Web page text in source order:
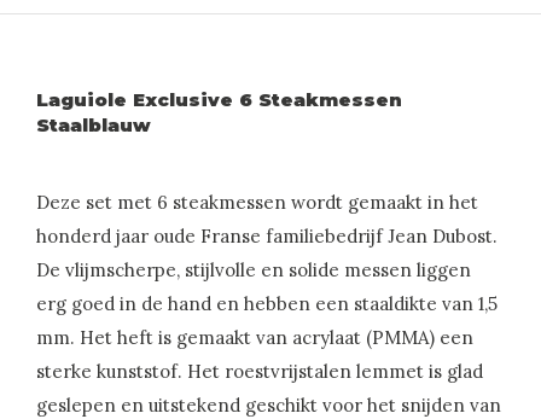
Laguiole Exclusive 6 Steakmessen
Staalblauw
Deze set met 6 steakmessen wordt gemaakt in het
honderd jaar oude Franse familiebedrijf Jean Dubost.
De vlijmscherpe, stijlvolle en solide messen liggen
erg goed in de hand en hebben een staaldikte van 1,5
mm. Het heft is gemaakt van acrylaat (PMMA) een
sterke kunststof. Het roestvrijstalen lemmet is glad
geslepen en uitstekend geschikt voor het snijden van